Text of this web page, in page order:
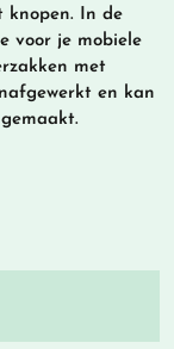
knopen. In de
voor je mobiele
met
en kan